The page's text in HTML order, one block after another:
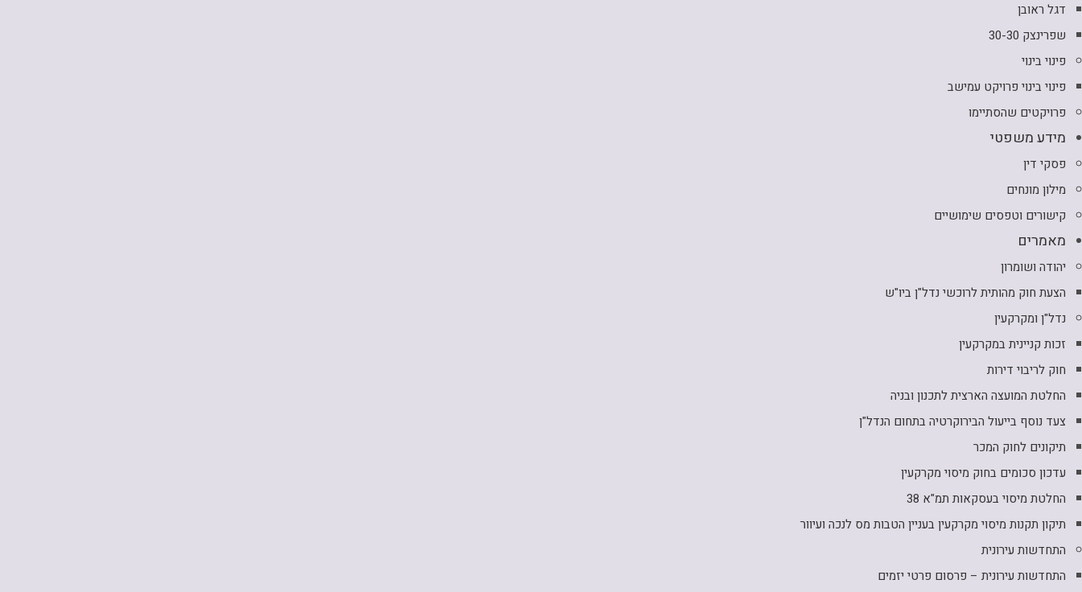
דגל ראובן
שפרינצק 30-30
פינוי בינוי
פינוי בינוי פרויקט עמישב
פרויקטים שהסתיימו
מידע משפטי
פסקי דין
מילון מונחים
קישורים וטפסים שימושיים
מאמרים
יהודה ושומרון
הצעת חוק מהותית לרוכשי נדל"ן ביו"ש
נדל"ן ומקרקעין
זכות קניינית במקרקעין
חוק לריבוי דירות
החלטת המועצה הארצית לתכנון ובניה
צעד נוסף בייעול הבירוקרטיה בתחום הנדל"ן
תיקונים לחוק המכר
עדכון סכומים בחוק מיסוי מקרקעין
החלטת מיסוי בעסקאות תמ"א 38
תיקון תקנות מיסוי מקרקעין בעניין הטבות מס לנכה ועיוור
התחדשות עירונית
התחדשות עירונית – פרסום פרטי יזמים